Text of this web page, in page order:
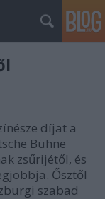
díjat a
Bühne
zsűrijétől, és
Ősztől
szabad